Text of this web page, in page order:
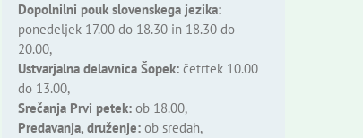
Dopolnilni pouk slovenskega jezika:
ponedeljek 17.00 do 18.30 in 18.30 do
20.00,
Ustvarjalna delavnica Šopek:četrtek 10.00
do 13.00,
Srečanja Prvi petek:ob 18.00,
Predavanja, druženje:ob sredah,